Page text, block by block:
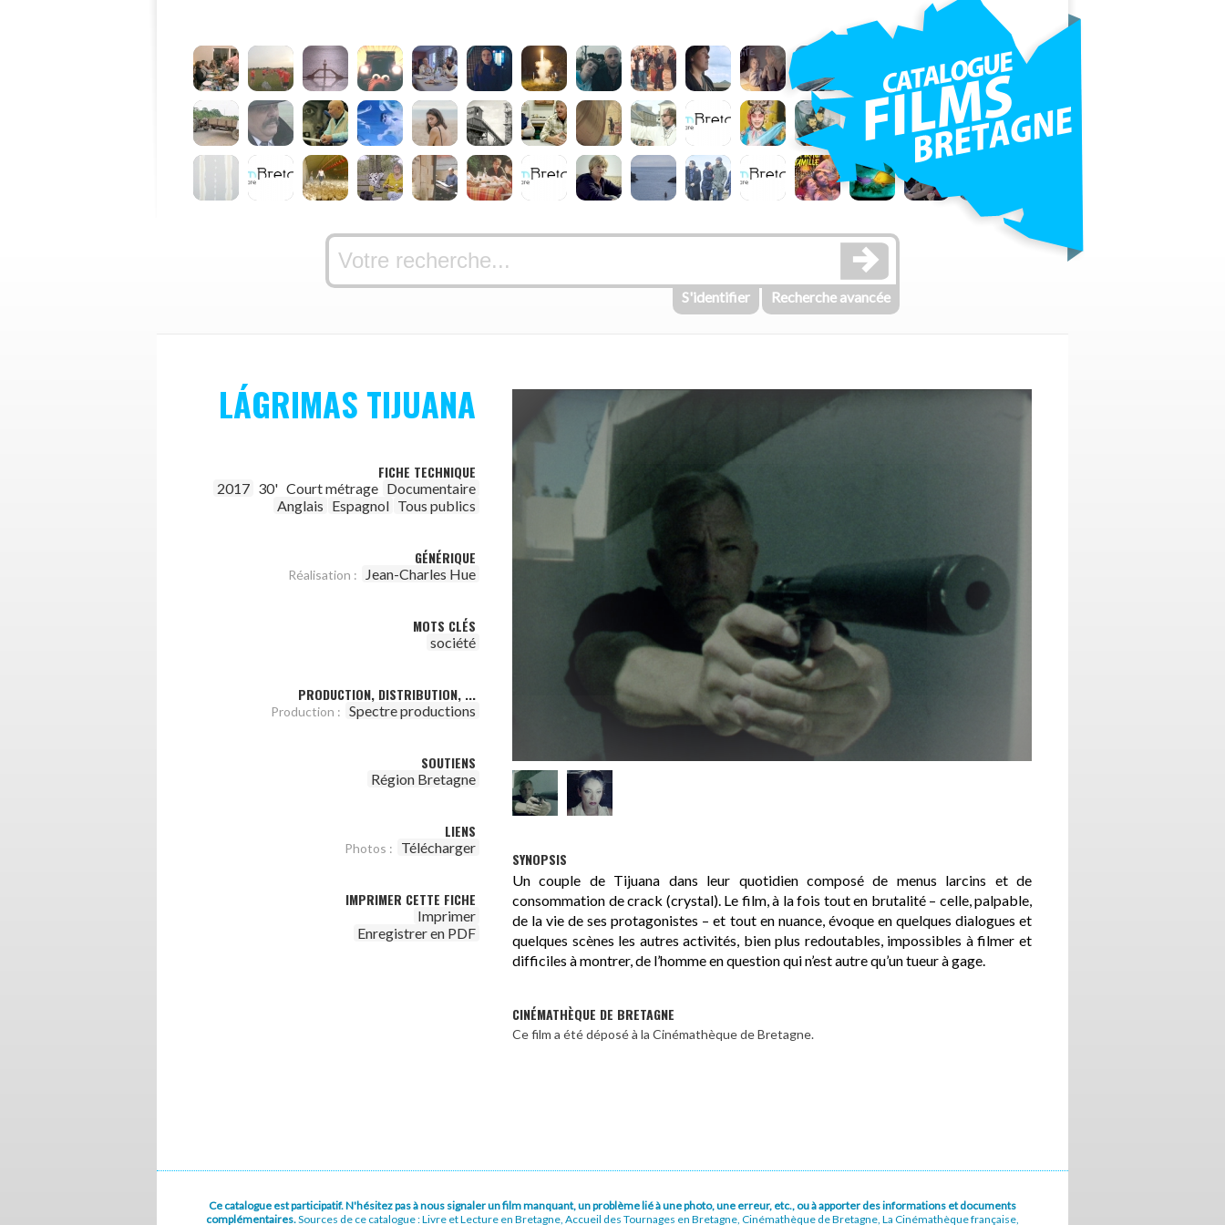
S'identifier Recherche avancée
LÁGRIMAS TIJUANA
FICHE TECHNIQUE
2017 30' Court métrage Documentaire
Anglais Espagnol Tous publics
GÉNÉRIQUE
Réalisation : Jean-Charles Hue
MOTS CLÉS
société
PRODUCTION, DISTRIBUTION, ...
Production : Spectre productions
SOUTIENS
Région Bretagne
LIENS
Photos : Télécharger
IMPRIMER CETTE FICHE
Imprimer
Enregistrer en PDF
SYNOPSIS
Un couple de Tijuana dans leur quotidien composé de menus larcins et de
consommation de crack (crystal). Le film, à la fois tout en brutalité – celle, palpable,
de la vie de ses protagonistes – et tout en nuance, évoque en quelques dialogues et
quelques scènes les autres activités, bien plus redoutables, impossibles à filmer et
difficiles à montrer, de l’homme en question qui n’est autre qu’un tueur à gage.
CINÉMATHÈQUE DE BRETAGNE
Ce film a été déposé à la Cinémathèque de Bretagne.
Ce catalogue est participatif. N'hésitez pas à nous signaler un film manquant, un problème lié à une photo, une erreur, etc., ou à apporter des informations et documents
complémentaires.Sources de ce catalogue : Livre et Lecture en Bretagne, Accueil des Tournages en Bretagne, Cinémathèque de Bretagne, La Cinémathèque française,